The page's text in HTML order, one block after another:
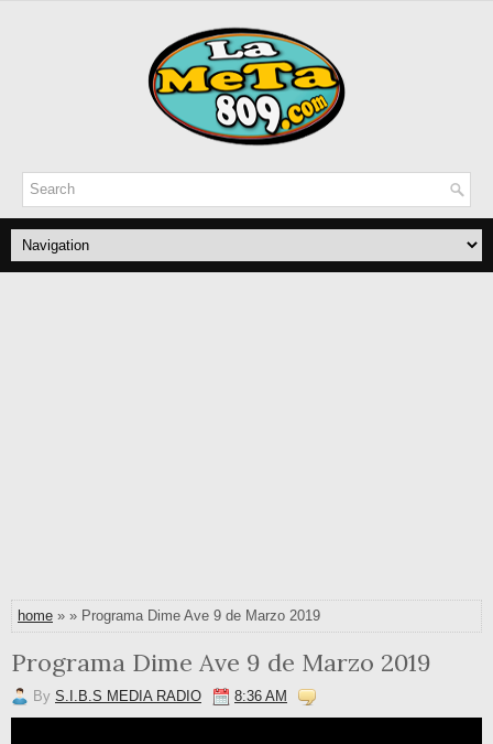
home » » Programa Dime Ave 9 de Marzo 2019
Programa Dime Ave 9 de Marzo 2019
By S.I.B.S MEDIA RADIO 8:36 AM